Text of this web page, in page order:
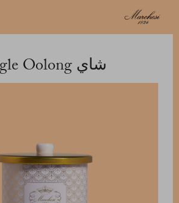
شاي Jungle Oolong